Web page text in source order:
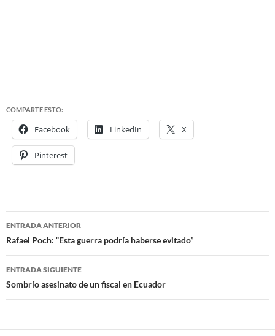
COMPARTE ESTO:
Facebook LinkedIn X
Pinterest
Navegación
de
entradas
ENTRADA ANTERIOR
Rafael Poch: “Esta guerra podría haberse evitado”
ENTRADA SIGUIENTE
Sombrío asesinato de un fiscal en Ecuador